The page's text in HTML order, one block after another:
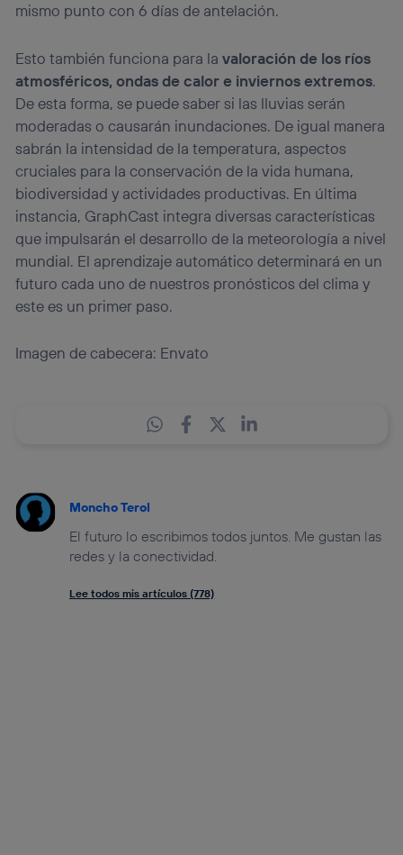
mismo punto con 6 días de antelación.
Esto también funciona para lavaloración de los ríos
atmosféricos, ondas de calor e inviernos extremos.
De esta forma, se puede saber si las lluvias serán
moderadas o causarán inundaciones. De igual manera
sabrán la intensidad de la temperatura, aspectos
cruciales para la conservación de la vida humana,
biodiversidad y actividades productivas. En última
instancia, GraphCast integra diversas características
que impulsarán el desarrollo de la meteorología a nivel
mundial. El aprendizaje automático determinará en un
futuro cada uno de nuestros pronósticos del clima y
este es un primer paso.
Imagen de cabecera: Envato
Moncho Terol
El futuro lo escribimos todos juntos. Me gustan las
redes y la conectividad.
Lee todos mis artículos (778)